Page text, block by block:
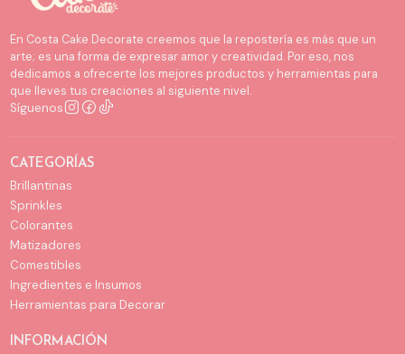
En Costa Cake Decorate creemos que la repostería es más que un
arte; es una forma de expresar amor y creatividad. Por eso, nos
dedicamos a ofrecerte los mejores productos y herramientas para
que lleves tus creaciones al siguiente nivel.
Síguenos
CATEGORÍAS
Brillantinas
Sprinkles
Colorantes
Matizadores
Comestibles
Ingredientes e Insumos
Herramientas para Decorar
INFORMACIÓN